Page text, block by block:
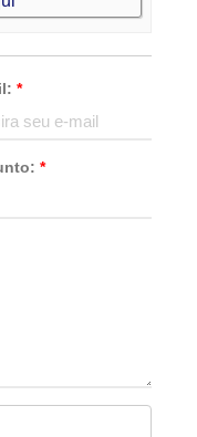
*
*